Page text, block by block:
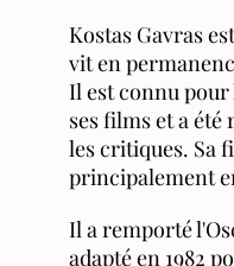
Kostas Gavras
vit en
Il est connu
ses films et a
les critiques. Sa
principalement
Il a remporté
adapté en 1982